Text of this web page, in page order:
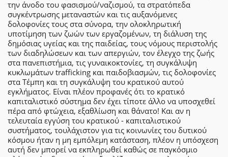
την άνοδο του φασισμού/ναζισμού, τα στρατόπεδα
συγκέντρωσης μεταναστών και τις αυξανόμενες
δολοφονίες τους στα σύνορα, την ολοκληρωτική
υποτίμηση των ζωών των εργαζομένων, τη διάλυση της
δημόσιας υγείας και της παιδείας, τους νόμους περιστολής
των διαδηλώσεων και των απεργιών, τον έλεγχο της ζωής
στα πανεπιστήμια, τις γυναικοκτονίες, τη συγκάλυψη
κυκλωμάτων trafficking και παιδοβιασμών, τις δολοφονίες
στα Τέμπη και τη συγκάλυψη του κρατικού αυτού
εγκλήματος. Είναι πλέον προφανές ότι το κρατικό
καπιταλιστικό σύστημα δεν έχει τίποτε άλλο να υποσχεθεί
πέρα από φτώχεια, εξαθλίωση και θάνατο! Και αν η
τελευταία εγγύση του κρατικού - καπιταλιστικού
συστήματος, τουλάχιστον για τις κοινωνίες του δυτικού
κόσμου ήταν η μη εμπόλεμη κατάσταση, πλέον η υπόσχεση
αυτή δεν μπορεί να εκπληρωθεί καθώς σε παγκόσμιο